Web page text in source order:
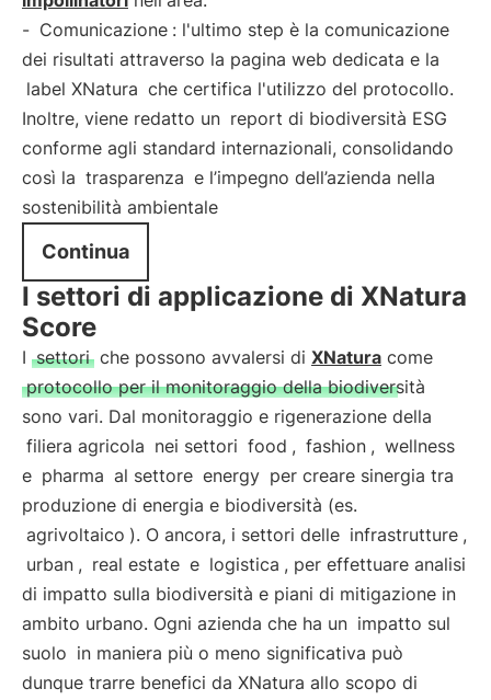
- Comunicazione : l'ultimo step è la comunicazione
dei risultati attraverso la pagina web dedicata e la
label XNatura che certifica l'utilizzo del protocollo.
Inoltre, viene redatto un report di biodiversità ESG
conforme agli standard internazionali, consolidando
così la trasparenza e l’impegno dell’azienda nella
sostenibilità ambientale
Continua
I settori di applicazione di XNatura
Score
I settori che possono avvalersi di XNatura come
protocollo per il monitoraggio della biodiversità
sono vari. Dal monitoraggio e rigenerazione della
filiera agricola nei settori food , fashion , wellness
e pharma al settore energy per creare sinergia tra
produzione di energia e biodiversità (es.
agrivoltaico ). O ancora, i settori delle infrastrutture ,
urban , real estate e logistica , per effettuare analisi
di impatto sulla biodiversità e piani di mitigazione in
ambito urbano. Ogni azienda che ha un impatto sul
suolo in maniera più o meno significativa può
dunque trarre benefici da XNatura allo scopo di